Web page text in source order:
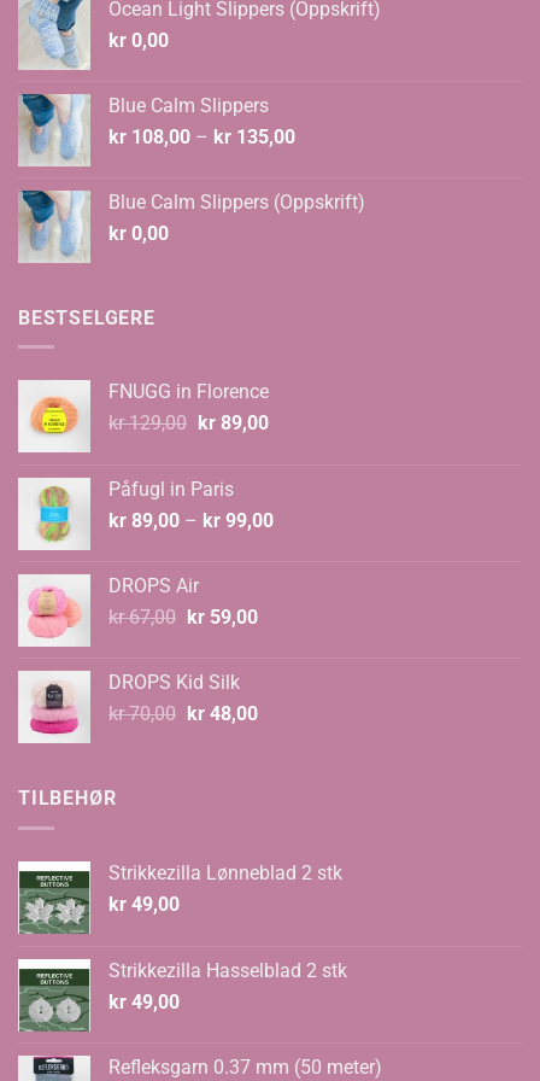
kr 124,00.kr 108,00.
Ocean Light Slippers (Oppskrift)
kr 0,00
Blue Calm Slippers
kr 108,00 – kr 135,00Prisområde:
kr 135,00
Blue Calm Slippers (Oppskrift)
kr 0,00
BESTSELGERE
FNUGG in Florence
kr129,00 Opprinnelig
kr 129,00.
kr89,00Nåværende
Påfugl in Paris
kr 89,00 – kr 99,00Prisområde:
DROPS Air
kr67,00 Opprinnelig
kr 67,00.
kr59,00Nåværende
DROPS Kid Silk
kr70,00 Opprinnelig
kr48,00Nåværende
TILBEHØR
Strikkezilla Lønneblad 2 stk
kr 49,00
Strikkezilla Hasselblad 2 stk
kr 49,00
Refleksgarn 0.37 mm (50 meter)